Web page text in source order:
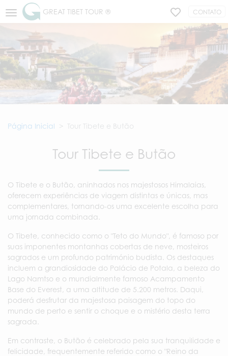
GREAT TIBET TOUR ® CONTATO
Página Inicial Tour Tibete e Butão
Tour Tibete e Butão
O Tibete e o Butão, aninhados nos majestosos Himalaias,
oferecem experiências de viagem distintas e únicas, mas
complementares, tornando-os uma excelente escolha para
uma jornada combinada.
O Tibete, conhecido como o "Teto do Mundo", é famoso por
suas imponentes montanhas cobertas de neve, mosteiros
sagrados e um profundo património budista. Os destaques
incluem a grandiosidade do Palácio de Potala, a beleza do
Lago Namtso e o mundialmente famoso Acampamento
Base do Everest, a uma altitude de 5.200 metros. Daqui,
poderá desfrutar da majestosa paisagem do topo do
mundo de perto e sentir o choque e o mistério desta terra
sagrada.
Em contraste, o Butão é celebrado pela sua tranquilidade e
felicidade, frequentemente referido como o "Reino da